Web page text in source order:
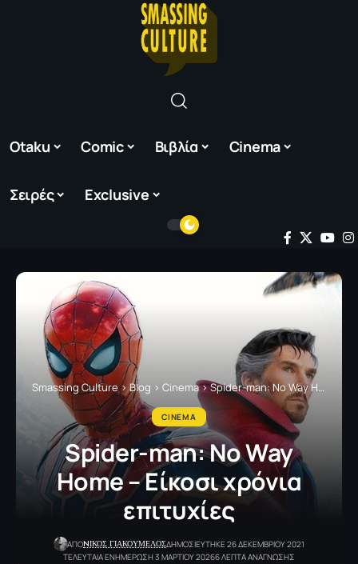
Otaku Comic Βιβλία Cinema
Σειρές Exclusive
Smassing Culture>Blog > Cinema>Spider-man: Νο Way Home – Είκοσι χρόνια επιτυχίες
CINEMA
Spider-man: Νο Way
Home – Είκοσι χρόνια
επιτυχίες
ΑΠΟNΙΚΟΣ ΓΙΑΚΟΥΜΕΛΟΣΔΗΜΟΣΙΕΥΤΗΚΕ 26 ΔΕΚΕΜΒΡΙΟΥ 2021
ΤΕΛΕΥΤΑΙΑ ΕΝΗΜΕΡΩΣΗ 3 ΜΑΡΤΙΟΥ 20266 ΛΕΠΤΑ ΑΝΑΓΝΩΣΗΣ